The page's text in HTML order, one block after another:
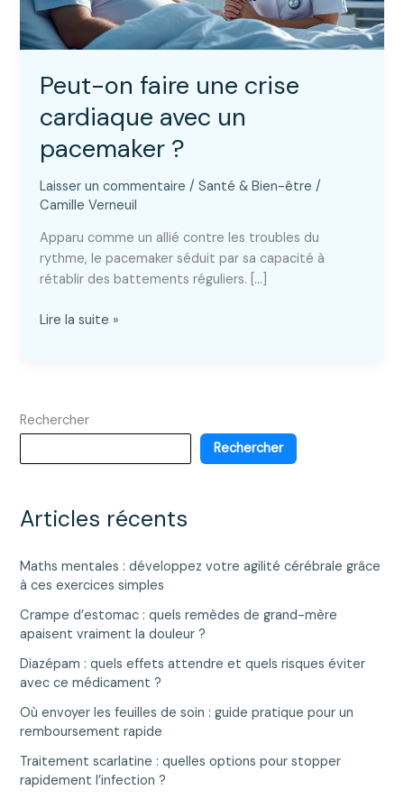
Peut-on faire une crise
cardiaque avec un
pacemaker ?
Laisser un commentaire /Santé & Bien-être /
Camille Verneuil
Apparu comme un allié contre les troubles du
rythme, le pacemaker séduit par sa capacité à
rétablir des battements réguliers. […]
Peut-
cardiaque
un
Lire la suite »
Rechercher
Rechercher
Articles récents
Maths mentales : développez votre agilité cérébrale grâce
à ces exercices simples
Crampe d’estomac : quels remèdes de grand-mère
apaisent vraiment la douleur ?
Diazépam : quels effets attendre et quels risques éviter
avec ce médicament ?
Où envoyer les feuilles de soin : guide pratique pour un
remboursement rapide
Traitement scarlatine : quelles options pour stopper
rapidement l’infection ?